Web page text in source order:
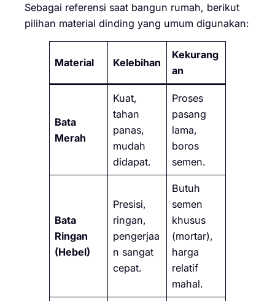
Sebagai referensi saat bangun rumah, berikut
pilihan material dinding yang umum digunakan:
Material Kelebihan
Kekurang
an
Bata
Merah
Kuat,
tahan
panas,
mudah
didapat.
Proses
pasang
lama,
boros
semen.
Bata
Ringan
(Hebel)
Presisi,
ringan,
pengerjaa
n sangat
cepat.
Butuh
semen
khusus
(mortar),
harga
relatif
mahal.